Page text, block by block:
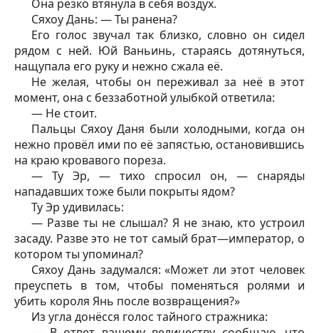
Она резко втянула в себя воздух.
Сяхоу Дань: — Ты ранена?
Его голос звучал так близко, словно он сидел
рядом с ней. Юй Ваньинь, стараясь дотянуться,
нащупала его руку и нежно сжала её.
Не желая, чтобы он переживал за неё в этот
момент, она с беззаботной улыбкой ответила:
— Не стоит.
Пальцы Сяхоу Даня были холодными, когда он
нежно провёл ими по её запястью, остановившись
на краю кровавого пореза.
— Ту Эр, — тихо спросил он, — снаряды
нападавших тоже были покрыты ядом?
Ту Эр удивилась:
— Разве ты не слышал? Я не знаю, кто устроил
засаду. Разве это не тот самый брат—император, о
котором ты упоминал?
Сяхоу Дань задумался: «Может ли этот человек
преуспеть в том, чтобы поменяться ролями и
убить короля Янь после возвращения?»
Из угла донёсся голос тайного стражника: